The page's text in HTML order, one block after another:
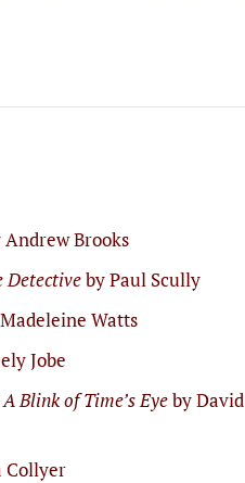
Andrew Brooks
Detectiveby Paul Scully
Watts
Jobe
A Blink of Time’s Eyeby David
Collyer